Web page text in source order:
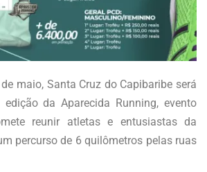
maio, Santa Cruz do Capibaribe será
da Aparecida Running, evento
reunir atletas e entusiastas da
percurso de 6 quilômetros pelas ruas